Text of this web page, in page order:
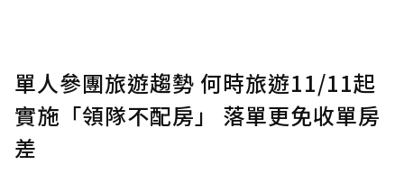
確認送出
單人參團旅遊趨勢 何時旅遊11/11起
實施「領隊不配房」 落單更免收單房
差